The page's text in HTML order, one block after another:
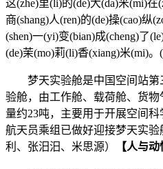
这(zhe)里(li)的(de)大(da)米(mi)在
商(shang)人(ren)的(de)操(cao)纵
(shen)一(yi)变(bian)成(cheng)了
(de)茉(mo)莉(li)香(xiang)米(mi)。
梦天实验舱是中国空间站第
验舱，由工作舱、载荷舱、货
量约23吨，主要用于开展空间
航天员乘组已做好迎接梦天实
利、张汨汨、米思源）
【人与